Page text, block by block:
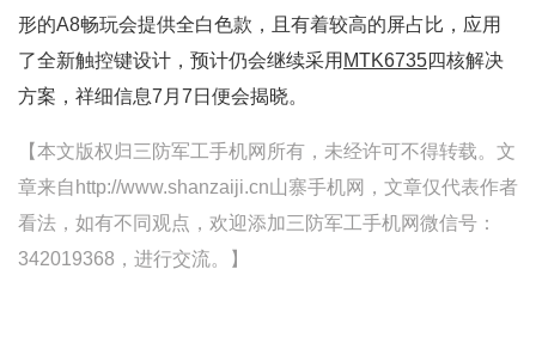
形的A8畅玩会提供全白色款，且有着较高的屏占比，应用
了全新触控键设计，预计仍会继续采用 MTK6735四核解决
方案，祥细信息7月7日便会揭晓。
【本文版权归三防军工手机网所有，未经许可不得转载。文
章来自http://www.shanzaiji.cn山寨手机网，文章仅代表作者
看法，如有不同观点，欢迎添加三防军工手机网微信号：
342019368，进行交流。】